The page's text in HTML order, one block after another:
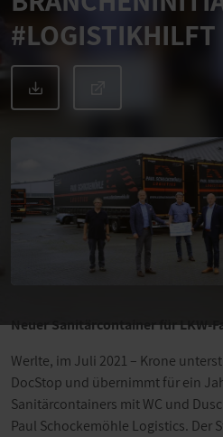
#LOGISTIKHILFT
Neuer Sanitärcontainer für LKW-
Werlte, im Juli 2021 – Krone
DocStop und übernimmt für ein
Sanitärcontainers mit WC und
Paul Schockemöhle Logistics. Der